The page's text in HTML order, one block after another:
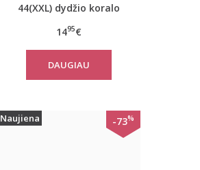
44(XXL) dydžio koralo
medvilninė miego
palaidinė Mix Match TOP
SSL 01 X
1495€
DAUGIAU
Naujiena -73%